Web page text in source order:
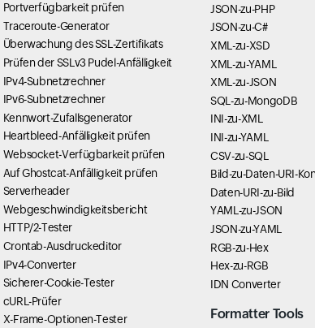
Portverfügbarkeit prüfen
Traceroute-Generator
Überwachung des SSL-Zertifikats
Prüfen der SSLv3 Pudel-Anfälligkeit
IPv4-Subnetzrechner
IPv6-Subnetzrechner
Kennwort-Zufallsgenerator
Heartbleed-Anfälligkeit prüfen
Websocket-Verfügbarkeit prüfen
Auf Ghostcat-Anfälligkeit prüfen
Serverheader
Webgeschwindigkeitsbericht
HTTP/2-Tester
Crontab-Ausdruckeditor
IPv4-Converter
Sicherer-Cookie-Tester
cURL-Prüfer
X-Frame-Optionen-Tester
JSON-zu-PHP
JSON-zu-C#
XML-zu-XSD
XML-zu-YAML
XML-zu-JSON
SQL-zu-MongoDB
INI-zu-XML
INI-zu-YAML
CSV-zu-SQL
Bild-zu-Daten-URI-
Daten-URI-zu-Bild
YAML-zu-JSON
JSON-zu-YAML
RGB-zu-Hex
Hex-zu-RGB
IDN Converter
Formatter Tools